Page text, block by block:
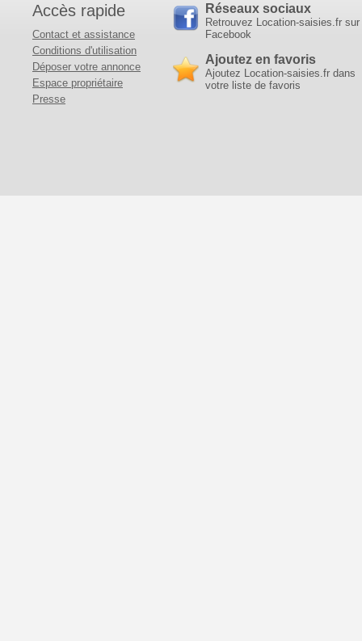
Accès rapide
Contact et assistance
Conditions d'utilisation
Déposer votre annonce
Espace propriétaire
Presse
Réseaux sociaux
Retrouvez Location-saisies.fr sur
Facebook
Ajoutez en favoris
Ajoutez Location-saisies.fr dans
votre liste de favoris